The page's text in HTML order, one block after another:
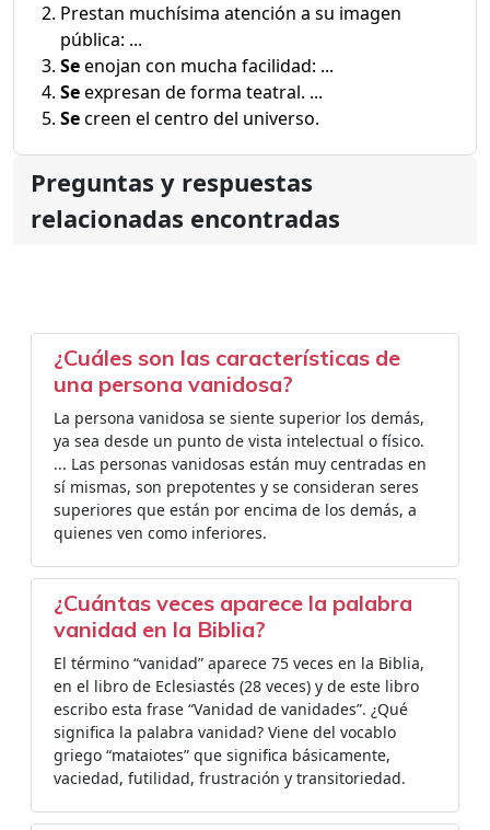
Prestan muchísima atención a su imagen
pública: ...
Seenojan con mucha facilidad: ...
Seexpresan de forma teatral. ...
Secreen el centro del universo.
Preguntas y respuestas
relacionadas encontradas
¿Cuáles son las características de
una persona vanidosa?
La persona vanidosa se siente superior los demás,
ya sea desde un punto de vista intelectual o físico.
... Las personas vanidosas están muy centradas en
sí mismas, son prepotentes y se consideran seres
superiores que están por encima de los demás, a
quienes ven como inferiores.
¿Cuántas veces aparece la palabra
vanidad en la Biblia?
El término “vanidad” aparece 75 veces en la Biblia,
en el libro de Eclesiastés (28 veces) y de este libro
escribo esta frase “Vanidad de vanidades”. ¿Qué
significa la palabra vanidad? Viene del vocablo
griego “mataiotes” que significa básicamente,
vaciedad, futilidad, frustración y transitoriedad.